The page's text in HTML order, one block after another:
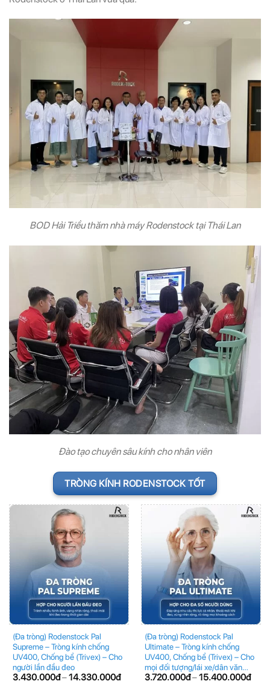
BOD Hải Triều thăm nhà máy Rodenstock tại Thái Lan
Đào tạo chuyên sâu kính cho nhân viên
TRÒNG KÍNH RODENSTOCK TỐT
(Đa tròng) Rodenstock Pal
Supreme – Tròng kính chống
UV400, Chống bể (Trivex) – Cho
người lần đầu đeo
3.430.000đ–14.330.000đ
(Đa tròng) Rodenstock Pal
Ultimate – Tròng kính chống
UV400, Chống bể (Trivex) – Cho
mọi đối tượng/lái xe/dân văn
phòng
3.720.000đ–15.400.000đ